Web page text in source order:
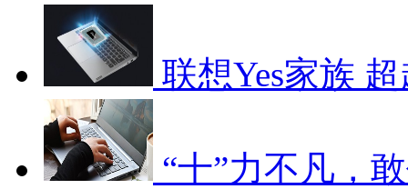
联想Yes家族
“十”力不凡，